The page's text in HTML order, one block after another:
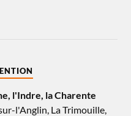
l'Indre, la Charente
l'Anglin, La Trimouille,